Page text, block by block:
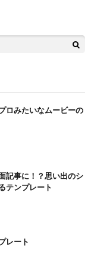
ロみたいなムービーの
記事に！？思い出のシ
テンプレート
レート